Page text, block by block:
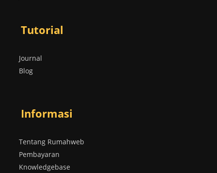
Tutorial
Journal
Blog
Informasi
Tentang Rumahweb
Pembayaran
Knowledgebase